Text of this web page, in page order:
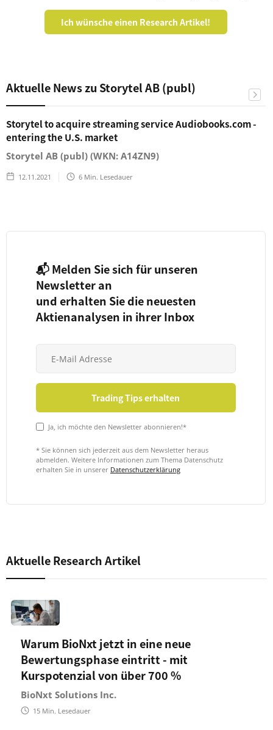
Ich wünsche einen Research Artikel!
Aktuelle News zu Storytel AB (publ)
Storytel to acquire streaming service Audiobooks.com -
entering the U.S. market
Storytel AB (publ) (WKN: A14ZN9)
12.11.2021 6 Min. Lesedauer
📬 Melden Sie sich für unseren
Newsletter an
und erhalten Sie die neuesten
Aktienanalysen in ihrer Inbox
Ja, ich möchte den Newsletter abonnieren!*
* Sie können sich jederzeit aus dem Newsletter heraus
abmelden. Weitere Informationen zum Thema Datenschutz
erhalten Sie in unserer Datenschutzerklärung
Aktuelle Research Artikel
Warum BioNxt jetzt in eine neue
Bewertungsphase eintritt - mit
Kurspotenzial von über 700 %
BioNxt Solutions Inc.
15 Min. Lesedauer